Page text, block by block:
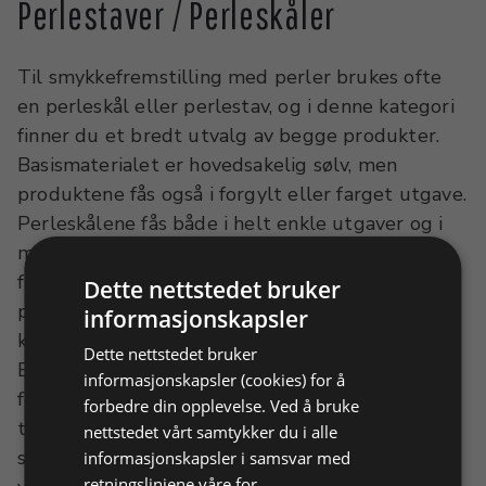
Perlestaver / Perleskåler
Til smykkefremstilling med perler brukes ofte
en perleskål eller perlestav, og i denne kategori
finner du et bredt utvalg av begge produkter.
Basismaterialet er hovedsakelig sølv, men
produktene fås også i forgylt eller farget utgave.
Perleskålene fås både i helt enkle utgaver og i
mer kunstferdige utforminger som blomster,
filigran, stjerner og lignende. Det samme gjelder
perlestavene, som både fås med flat eller
kuleformet hode, samt med flotte filigranhoder.
Både staver og skåler fås selvfølgelig med
forskjellige hode- og skålstørrelser. Ravstedhus
tilbyr i øvrig også jevnlig kurs i
smykkefremstilling med perler - du er
Dette nettstedet bruker
informasjonskapsler
Dette nettstedet bruker
informasjonskapsler (cookies) for å
forbedre din opplevelse. Ved å bruke
nettstedet vårt samtykker du i alle
informasjonskapsler i samsvar med